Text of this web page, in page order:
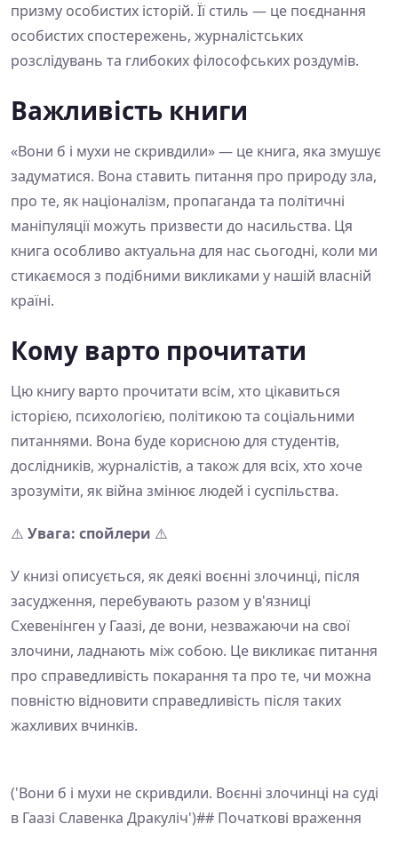
призму особистих історій. Її стиль — це поєднання
особистих спостережень, журналістських
розслідувань та глибоких філософських роздумів.
Важливість книги
«Вони б і мухи не скривдили» — це книга, яка змушує
задуматися. Вона ставить питання про природу зла,
про те, як націоналізм, пропаганда та політичні
маніпуляції можуть призвести до насильства. Ця
книга особливо актуальна для нас сьогодні, коли ми
стикаємося з подібними викликами у нашій власній
країні.
Кому варто прочитати
Цю книгу варто прочитати всім, хто цікавиться
історією, психологією, політикою та соціальними
питаннями. Вона буде корисною для студентів,
дослідників, журналістів, а також для всіх, хто хоче
зрозуміти, як війна змінює людей і суспільства.
⚠️ Увага: спойлери ⚠️
У книзі описується, як деякі воєнні злочинці, після
засудження, перебувають разом у в'язниці
Схевенінген у Гаазі, де вони, незважаючи на свої
злочини, ладнають між собою. Це викликає питання
про справедливість покарання та про те, чи можна
повністю відновити справедливість після таких
жахливих вчинків.
('Вони б і мухи не скривдили. Воєнні злочинці на суді
в Гаазі Славенка Дракуліч')## Початкові враження